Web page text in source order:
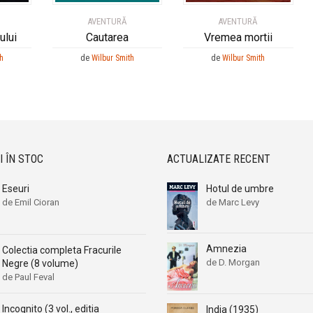
AVENTURĂ
Cautarea
deWilbur Smith
AVENTURĂ
Vremea mortii
deWilbur Smith
ÎN STOC
Eseuri
de Emil Cioran
Colectia completa Fracurile
Negre (8 volume)
de Paul Feval
Incognito (3 vol., editia
ACTUALIZATE RECENT
Hotul de umbre
de Marc Levy
Amnezia
de D. Morgan
India (1935)